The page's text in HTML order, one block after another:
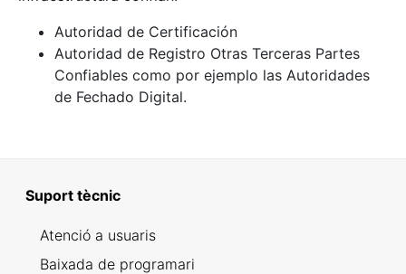
Autoridad de Certificación
Autoridad de Registro Otras Terceras Partes
Confiables como por ejemplo las Autoridades
de Fechado Digital.
Suport tècnic
Atenció a usuaris
Baixada de programari